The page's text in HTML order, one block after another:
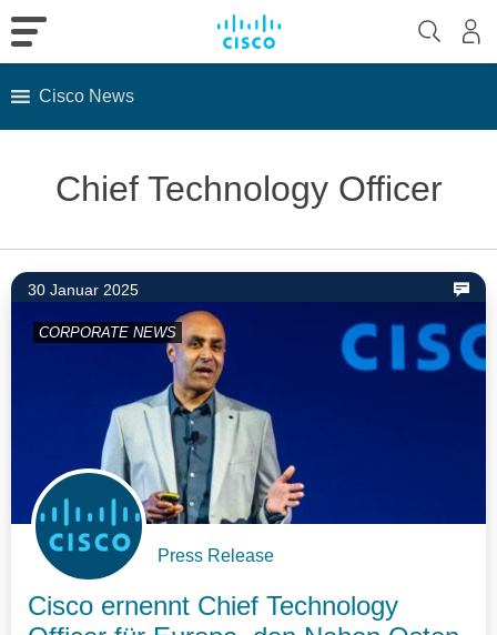
Cisco News
Chief Technology Officer
30 Januar 2025
CORPORATE NEWS
Press Release
Cisco ernennt Chief Technology